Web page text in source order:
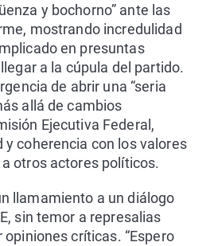
y bochorno” ante las
mostrando incredulidad
en presuntas
a la cúpula del partido.
de abrir una “seria
allá de cambios
Ejecutiva Federal,
coherencia con los valores
otros actores políticos.
llamamiento a un diálogo
sin temor a represalias
críticas. “Espero